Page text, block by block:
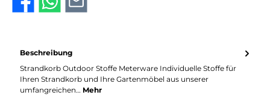
Beschreibung
Strandkorb Outdoor Stoffe Meterware Individuelle Stoffe für
Ihren Strandkorb und Ihre Gartenmöbel aus unserer
umfangreichen… Mehr